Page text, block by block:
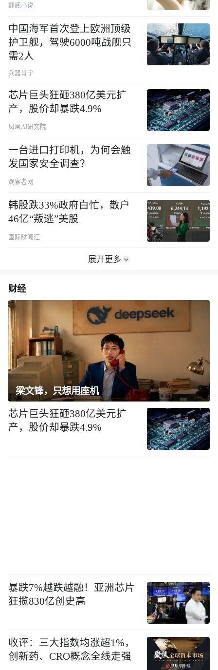
翻阅小说
中国海军首次登上欧洲顶级
护卫舰，驾驶6000吨战舰只
需2人
兵器肖宁
芯片巨头狂砸380亿美元扩
产，股价却暴跌4.9%
凤凰AI研究院
一台进口打印机，为何会触
发国家安全调查？
观察者网
韩股跌33%政府白忙，散户
46亿“叛逃”美股
国际财闻汇
展开更多
财经
梁文锋，只想用座机
芯片巨头狂砸380亿美元扩
产，股价却暴跌4.9%
暴跌7%越跌越融！亚洲芯片
狂揽830亿创史高
收评：三大指数均涨超1%，
创新药、CRO概念全线走强